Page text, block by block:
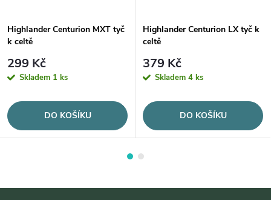
Highlander Centurion MXT tyč
k celtě
299 Kč
Skladem 1 ks
DO KOŠÍKU
Highlander Centurion LX tyč k
celtě
379 Kč
Skladem 4 ks
DO KOŠÍKU